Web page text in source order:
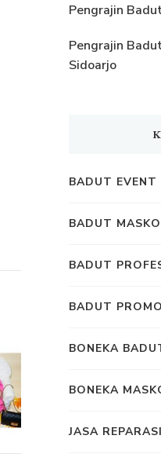
Pengrajin
Pengrajin
Sidoarjo
BADUT EVENT
BADUT
BADUT
BADUT
BONEKA
BONEKA
JASA